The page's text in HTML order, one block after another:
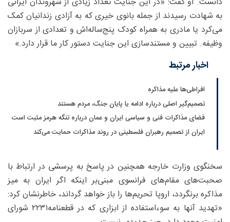
به شهادت رسیدند از جمله بانوی خیری که به آزادی زندانیان کمک
می‌کرد یا مادری به همراه کودک پنج‌ساله‌اش و تعدادی از سربازان
وظیفه. تبیین و مستندسازی این جنایت دستور کار ما قرار دارد.»
اخبار مرتبط
افراطی‌ها علیه مذاکره
تصمیم‌گیر اصلی درباره ادامه یا پایان جنگ، مردم هستند
فضای مذاکرات فنی و سیاسی ایران و عمان درباره تنگه هرمز مثبت است
ایران از تصمیم رهبران فلسطینی در روند مذاکرات حمایت می‌کند
سخنگوی وزارت خارجه همچنین در پاسخ به پرسشی در ارتباط با
صحبت‌های مقام‌های فرانسوی مبنی‌بر اینکه اگر ایران به میز
مذاکره برنگردد، اروپا تحریم‌ها را باز خواهد گرداند، خاطرنشان کرد:
«تهدید آنها به سوءاستفاده از ابزاری که در قطعنامه۲۲۳۱ شورای